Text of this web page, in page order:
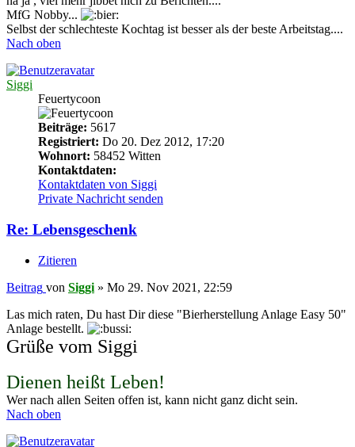
MfG Nobby...
Selbst der schlechteste Kochtag ist besser als der beste Arbeitstag....
Nach oben
Siggi
Feuertycoon
Beiträge: 5617
Registriert: Do 20. Dez 2012, 17:20
Wohnort: 58452 Witten
Kontaktdaten:
Kontaktdaten von Siggi
Private Nachricht senden
Re: Lebensgeschenk
Zitieren
Beitrag von Siggi » Mo 29. Nov 2021, 22:59
Las mich raten, Du hast Dir diese "Bierherstellung Anlage Easy 50"
Anlage bestellt.
Grüße vom Siggi
Dienen heißt Leben!
Wer nach allen Seiten offen ist, kann nicht ganz dicht sein.
Nach oben